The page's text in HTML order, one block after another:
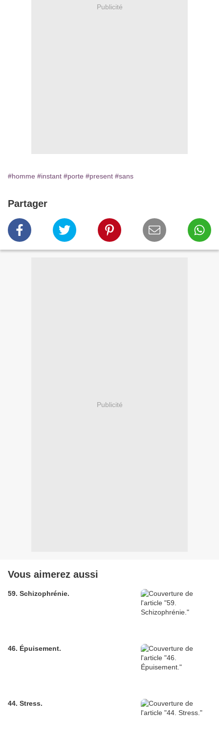
Publicité
#homme #instant #porte #present #sans
Partager
Publicité
Vous aimerez aussi
59. Schizophrénie.
46. Épuisement.
44. Stress.